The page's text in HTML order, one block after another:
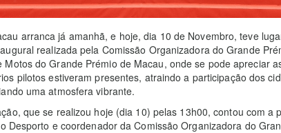
arranca já amanhã, e hoje, dia 10 de Novembro, teve
realizada pela Comissão Organizadora do Grande
Motos do Grande Prémio de Macau, onde se pode apreciar
pilotos estiveram presentes, atraindo a participação dos
uma atmosfera vibrante.
que se realizou hoje (dia 10) pelas 13h00, contou com a
Desporto e coordenador da Comissão Organizadora do